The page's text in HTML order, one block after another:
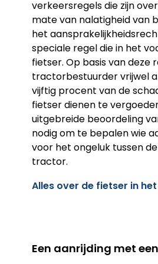
verkeersregels die zijn
mate van nalatigheid van
het
speciale regel die in het
fietser. Op basis van deze
tractorbestuurder vrijwel
vijftig procent van de
fietser dienen te
uitgebreide beoordeling
nodig om te bepalen wie
voor het ongeluk tussen
tractor.
Alles over de fietser in
Een aanrijding met